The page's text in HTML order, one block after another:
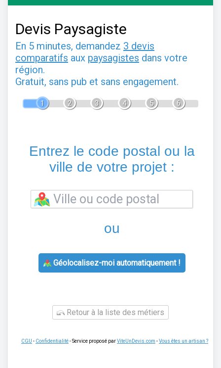
Devis Paysagiste
En 5 minutes, demandez 3 devis
comparatifs aux paysagistes dans votre
région.
Gratuit, sans pub et sans engagement.
1 2 3 4 5 6
Entrez le code postal ou la
ville de votre projet :
ou
Géolocalisez-moi automatiquement !
Retour à la liste des métiers
CGU - Confidentialité- Service proposé parViteUnDevis.com -Vous êtes un artisan ?